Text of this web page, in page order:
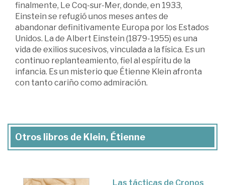
finalmente, Le Coq-sur-Mer, donde, en 1933,
Einstein se refugió unos meses antes de
abandonar definitivamente Europa por los Estados
Unidos. La de Albert Einstein (1879-1955) es una
vida de exilios sucesivos, vinculada a la física. Es un
continuo replanteamiento, fiel al espíritu de la
infancia. Es un misterio que Étienne Klein afronta
con tanto cariño como admiración.
Otros libros de Klein, Étienne
Las tácticas de Cronos